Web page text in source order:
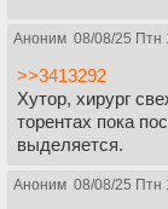
Аноним 08/08/25 Птн
>>3413292
Хутор, хирург
торентах пока
выделяется.
Аноним 08/08/25 Птн